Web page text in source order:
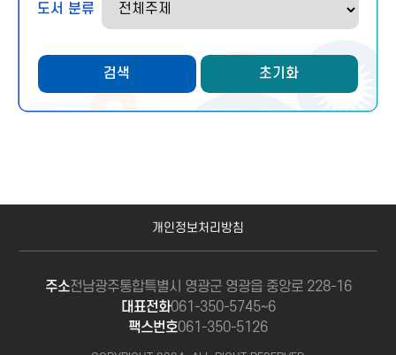
도서 분류
검색 초기화
개인정보처리방침
주소전남광주통합특별시 영광군 영광읍 중앙로 228-16
대표전화061-350-5745~6
팩스번호061-350-5126